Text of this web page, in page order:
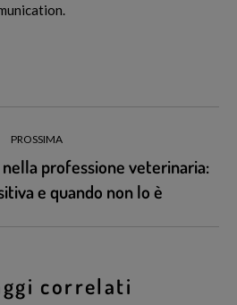
PROSSIMA
professione veterinaria:
e quando non lo è
correlati